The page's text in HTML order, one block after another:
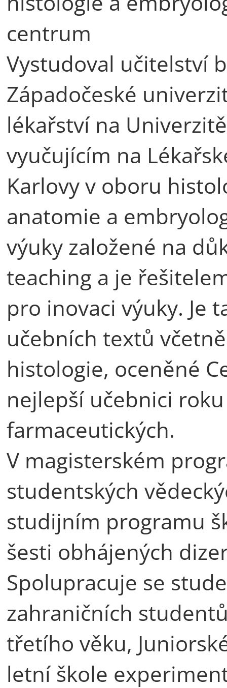
centrum
Vystudoval učitelství
Západočeské
lékařství na
vyučujícím na
Karlovy v oboru
anatomie a
výuky založené na
teaching a je
pro inovaci výuky. Je
učebních textů
histologie, oceněné
nejlepší učebnici
farmaceutických.
V magisterském
studentských
studijním programu
šesti obhájených
Spolupracuje se
zahraničních
třetího věku,
letní škole